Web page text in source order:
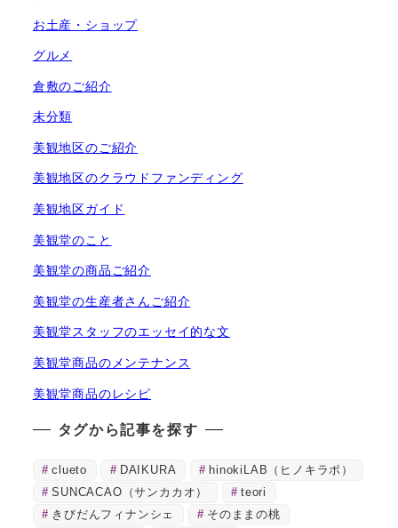
お土産・ショップ
グルメ
倉敷のご紹介
未分類
美観地区のご紹介
美観地区のクラウドファンディング
美観地区ガイド
美観堂のこと
美観堂の商品ご紹介
美観堂の生産者さんご紹介
美観堂スタッフのエッセイ的な文
美観堂商品のメンテナンス
美観堂商品のレシピ
タグから記事を探す
clueto DAIKURA
hinokiLAB（ヒノキラボ）
SUNCACAO（サンカカオ）
teori
きびだんフィナンシェ
そのままの桃